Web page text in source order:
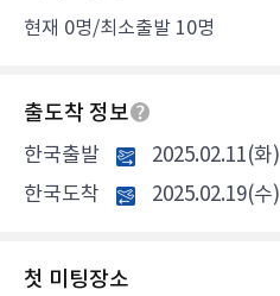
현재 0명/최소출발 10명
출도착 정보
한국출발 2025.02.11(화)
한국도착
2025.02.19(수)
첫 미팅장소